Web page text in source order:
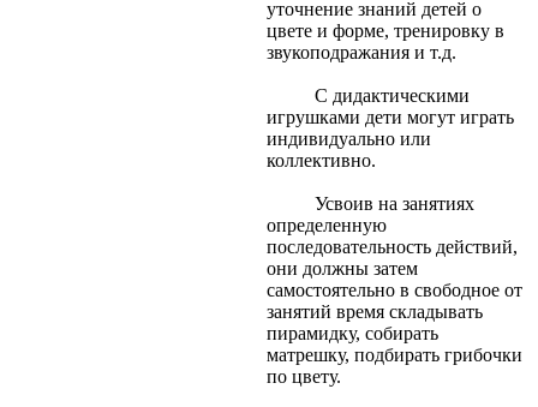
уточнение знаний детей о
цвете и форме, тренировку в
звукоподражания и т.д.
С дидактическими
игрушками дети могут играть
индивидуально или
коллективно.
Усвоив на занятиях
определенную
последовательность действий,
они должны затем
самостоятельно в свободное от
занятий время складывать
пирамидку, собирать
матрешку, подбирать грибочки
по цвету.